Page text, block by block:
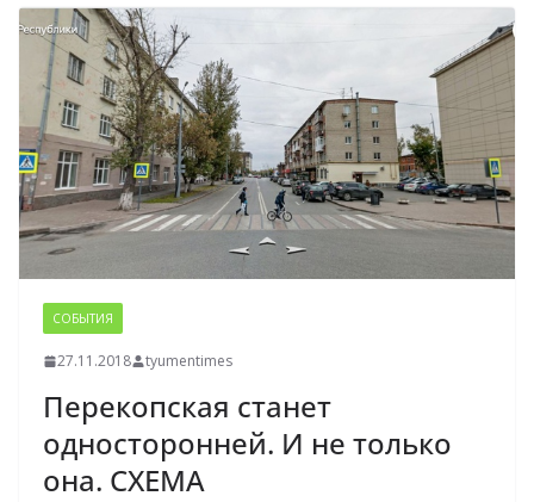
СОБЫТИЯ
27.11.2018 tyumentimes
Перекопская станет
односторонней. И не только
она. СХЕМА